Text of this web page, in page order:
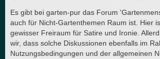
Es gibt bei garten-pur das Forum
auch für Nicht-Gartenthemen Raum ist. Hier
gewisser Freiraum für Satire und Ironie.
wir, dass solche Diskussionen ebenfalls im
Nutzungsbedingungen und der allgemeinen